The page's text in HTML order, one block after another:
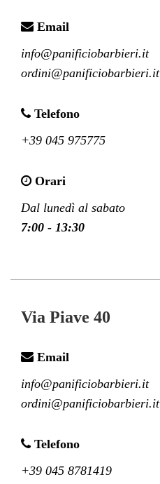
Email
info@panificiobarbieri.it
ordini@panificiobarbieri.it
Telefono
+39 045 975775
Orari
Dal lunedì al sabato
7:00 - 13:30
Via Piave 40
Email
info@panificiobarbieri.it
ordini@panificiobarbieri.it
Telefono
+39 045 8781419